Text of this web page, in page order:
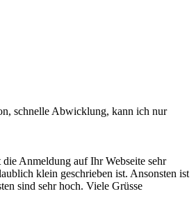
schnelle Abwicklung, kann ich nur
Anmeldung auf Ihr Webseite sehr
klein geschrieben ist. Ansonsten ist
sind sehr hoch. Viele Grüsse